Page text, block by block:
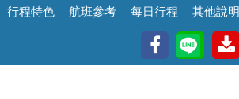
行程特色 航班參考 每日行程 其他說明